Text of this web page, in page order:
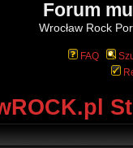
Forum
Wrocław Rock
FAQ